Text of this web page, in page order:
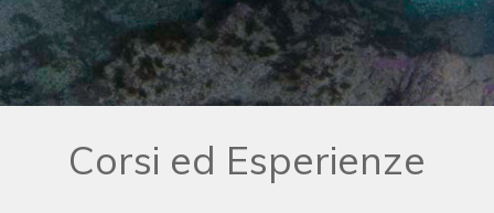
Corsi ed Esperienze